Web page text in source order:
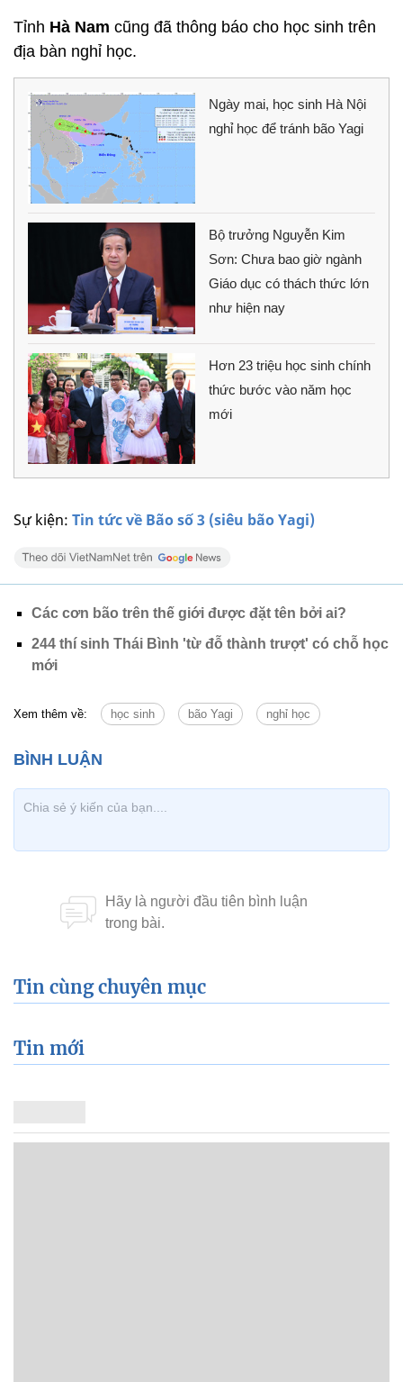
Sự kiện: Tin tức về Bão số 3 (siêu bão Yagi)
Tỉnh Hà Nam cũng đã thông báo cho học sinh trên
địa bàn nghỉ học.
Ngày mai, học sinh Hà Nội
nghỉ học để tránh bão Yagi
Bộ trưởng Nguyễn Kim
Sơn: Chưa bao giờ ngành
Giáo dục có thách thức lớn
như hiện nay
Hơn 23 triệu học sinh chính
thức bước vào năm học
mới
Các cơn bão trên thế giới được đặt tên bởi ai?
244 thí sinh Thái Bình 'từ đỗ thành trượt' có chỗ học
mới
Xem thêm về: học sinh bão Yagi nghỉ học
Tin cùng chuyên mục
Tin mới